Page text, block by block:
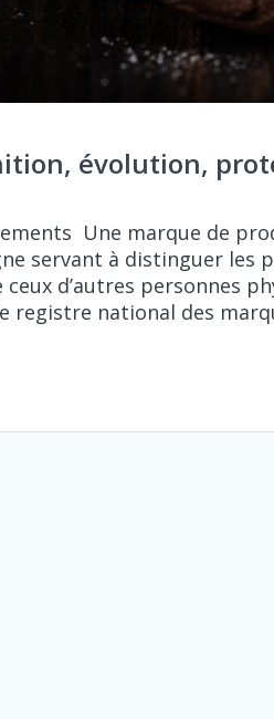
évolution,
Une marque de
servant à distinguer les
d’autres personnes
registre national des